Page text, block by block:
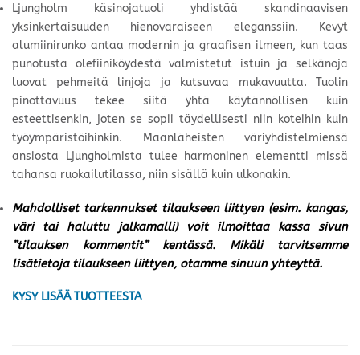
Ljungholm käsinojatuoli yhdistää skandinaavisen
yksinkertaisuuden hienovaraiseen eleganssiin. Kevyt
alumiinirunko antaa modernin ja graafisen ilmeen, kun taas
punotusta olefiiniköydestä valmistetut istuin ja selkänoja
luovat pehmeitä linjoja ja kutsuvaa mukavuutta. Tuolin
pinottavuus tekee siitä yhtä käytännöllisen kuin
esteettisenkin, joten se sopii täydellisesti niin koteihin kuin
työympäristöihinkin. Maanläheisten väriyhdistelmiensä
ansiosta Ljungholmista tulee harmoninen elementti missä
tahansa ruokailutilassa, niin sisällä kuin ulkonakin.
Mahdolliset tarkennukset tilaukseen liittyen (esim. kangas,
väri tai haluttu jalkamalli) voit ilmoittaa kassa sivun
”tilauksen kommentit” kentässä. Mikäli tarvitsemme
lisätietoja tilaukseen liittyen, otamme sinuun yhteyttä.
KYSY LISÄÄ TUOTTEESTA